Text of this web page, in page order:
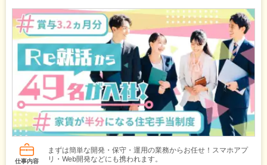
仕事内容
まずは簡単な開発・保守・運用の業務からお任せ！スマホアプ
リ・Web開発などにも携われます。